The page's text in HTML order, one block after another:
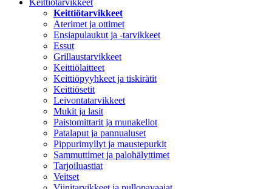
Keittiötarvikkeet
Keittiötarvikkeet
Aterimet ja ottimet
Ensiapulaukut ja -tarvikkeet
Essut
Grillaustarvikkeet
Keittiölaitteet
Keittiöpyyhkeet ja tiskirätit
Keittiösetit
Leivontatarvikkeet
Mukit ja lasit
Paistomittarit ja munakellot
Patalaput ja pannualuset
Pippurimyllyt ja maustepurkit
Sammuttimet ja palohälyttimet
Tarjoiluastiat
Veitset